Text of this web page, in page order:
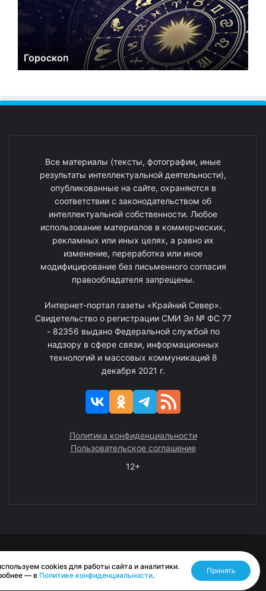
Гороскоп
Все материалы (тексты, фотографии, иные
результаты интеллектуальной деятельности),
опубликованные на сайте, охраняются в
соответствии с законодательством об
интеллектуальной собственности. Любое
использование материалов в коммерческих,
рекламных или иных целях, а равно их
изменение, переработка или иное
модифицирование без письменного согласия
правообладателя запрещены.
Интернет-портал газеты «Крайний Север».
Свидетельство о регистрации СМИ Эл № ФС 77
- 82356 выдано Федеральной службой по
надзору в сфере связи, информационных
технологий и массовых коммуникаций 8
декабря 2021 г.
Политика конфиденциальности
Пользовательское соглашение
12+
Разработано RASA
cookies для работы сайта и аналитики.
— в Политике конфиденциальности.
Принять